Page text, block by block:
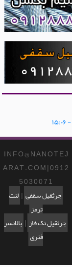
I N F O @ N A N O T E J
A R A T . C O M | 0 9 1 2
5 0 3 0 0 7 1
جرثقیل سقفی | لنت
ترمز
جرثقیل تک فاز | بالانسر
فنری